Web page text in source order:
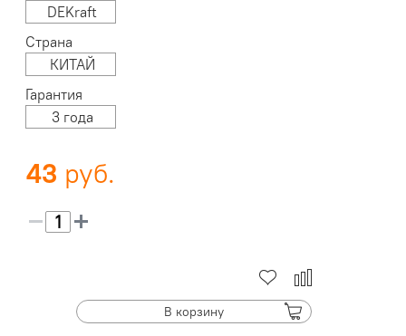
DEKraft
Страна
КИТАЙ
Гарантия
3 года
43
В корзину